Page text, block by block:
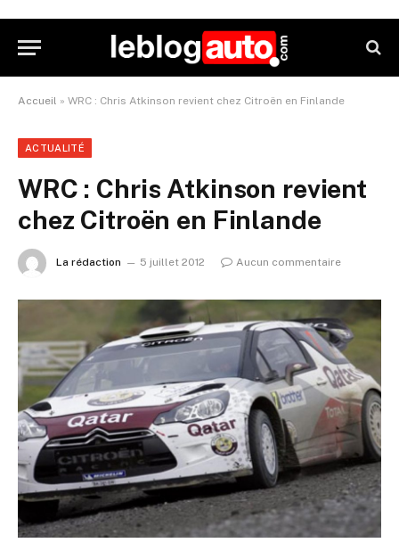
Accueil » WRC : Chris Atkinson revient chez Citroën en Finlande
ACTUALITÉ
WRC : Chris Atkinson revient
chez Citroën en Finlande
La rédaction 5 juillet 2012 Aucun commentaire